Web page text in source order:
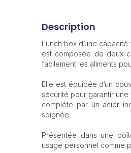
Description
Lunch box d’une
est composée de deux
facilement les aliments
Elle est équipée d’un
sécurité pour garantir
complété par un acier
soignée.
Présentée dans une
usage personnel comme